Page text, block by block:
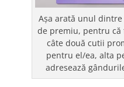
Așa arată unul
de premiu, pentru că
câte două cutii
pentru el/ea, alta
adresează